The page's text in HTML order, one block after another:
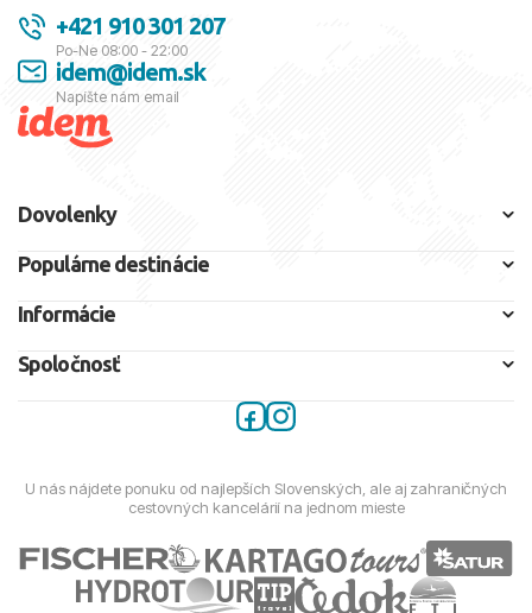
+421 910 301 207
Po-Ne 08:00 - 22:00
idem@idem.sk
Napíšte nám email
Dovolenky
Populárne destinácie
Informácie
Spoločnosť
U nás nájdete ponuku od najlepších Slovenských, ale aj zahraničných
cestovných kancelárií na jednom mieste